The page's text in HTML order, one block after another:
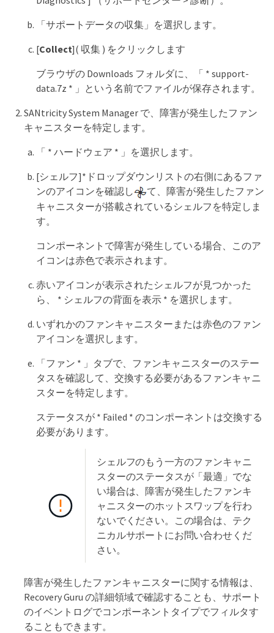
「サポートデータの収集」を選択します。
[Collect]( 収集 ) をクリックします
ブラウザの Downloads フォルダに、「 * support-
data.7z * 」という名前でファイルが保存されます。
SANtricity System Manager で、障害が発生したファン
キャニスターを特定します。
「 * ハードウェア * 」を選択します。
[シェルフ]*ドロップダウンリストの右側にあるファ
ンのアイコンを確認し
て、障害が発生したファン
キャニスターが搭載されているシェルフを特定しま
す。
コンポーネントで障害が発生している場合、このア
イコンは赤色で表示されます。
赤いアイコンが表示されたシェルフが見つかった
ら、 * シェルフの背面を表示 * を選択します。
いずれかのファンキャニスターまたは赤色のファン
アイコンを選択します。
「ファン * 」タブで、ファンキャニスターのステー
タスを確認して、交換する必要があるファンキャニ
スターを特定します。
ステータスが * Failed * のコンポーネントは交換する
必要があります。
シェルフのもう一方のファンキャニ
スターのステータスが「最適」でな
い場合は、障害が発生したファンキ
ャニスターのホットスワップを行わ
ないでください。この場合は、テク
ニカルサポートにお問い合わせくだ
さい。
障害が発生したファンキャニスターに関する情報は、
Recovery Guru の詳細領域で確認することも、サポート
のイベントログでコンポーネントタイプでフィルタす
ることもできます。